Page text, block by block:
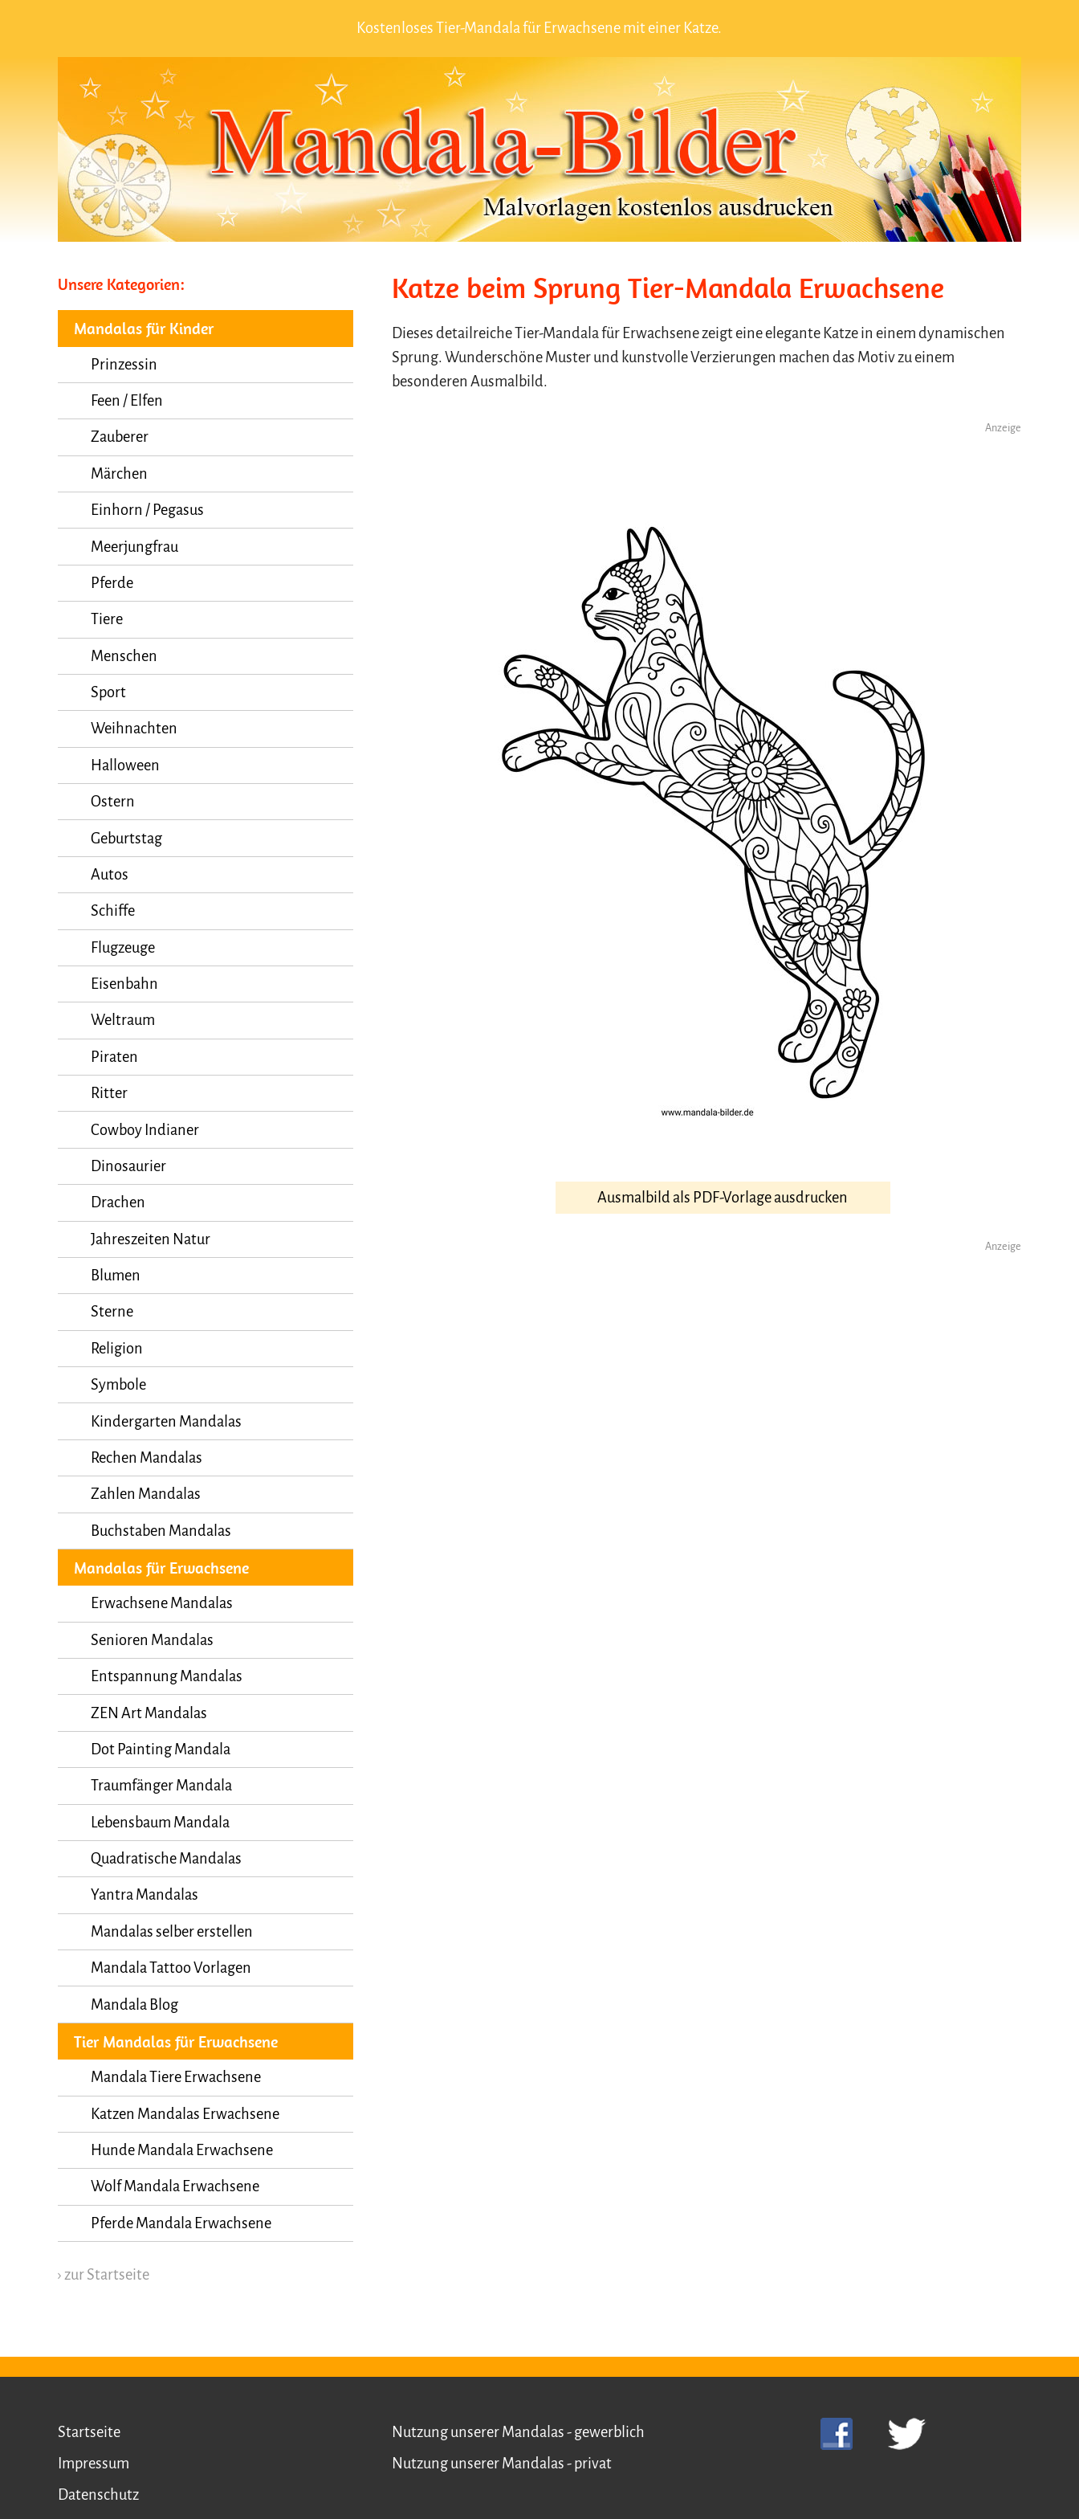
Kostenloses Tier-Mandala für Erwachsene mit einer Katze.
Unsere Kategorien:
Mandalas für Kinder
Prinzessin
Feen / Elfen
Zauberer
Märchen
Einhorn / Pegasus
Meerjungfrau
Pferde
Tiere
Menschen
Sport
Weihnachten
Halloween
Ostern
Geburtstag
Autos
Schiffe
Flugzeuge
Eisenbahn
Weltraum
Piraten
Ritter
Cowboy Indianer
Dinosaurier
Drachen
Jahreszeiten Natur
Blumen
Sterne
Religion
Symbole
Kindergarten Mandalas
Rechen Mandalas
Zahlen Mandalas
Buchstaben Mandalas
Mandalas für Erwachsene
Erwachsene Mandalas
Senioren Mandalas
Entspannung Mandalas
ZEN Art Mandalas
Dot Painting Mandala
Traumfänger Mandala
Lebensbaum Mandala
Quadratische Mandalas
Yantra Mandalas
Mandalas selber erstellen
Mandala Tattoo Vorlagen
Mandala Blog
Tier Mandalas für Erwachsene
Mandala Tiere Erwachsene
Katzen Mandalas Erwachsene
Hunde Mandala Erwachsene
Wolf Mandala Erwachsene
Pferde Mandala Erwachsene
› zur Startseite
Katze beim Sprung Tier-Mandala Erwachsene
Dieses detailreiche Tier-Mandala für Erwachsene zeigt eine elegante Katze in einem dynamischen
Sprung. Wunderschöne Muster und kunstvolle Verzierungen machen das Motiv zu einem
besonderen Ausmalbild.
Anzeige
Ausmalbild als PDF-Vorlage ausdrucken
Anzeige
Startseite
Impressum
Datenschutz
Nutzung unserer Mandalas - gewerblich
Nutzung unserer Mandalas - privat